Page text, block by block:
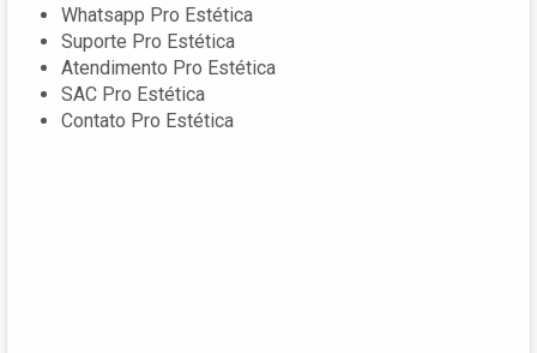
Whatsapp Pro Estética
Suporte Pro Estética
Atendimento Pro Estética
SAC Pro Estética
Contato Pro Estética